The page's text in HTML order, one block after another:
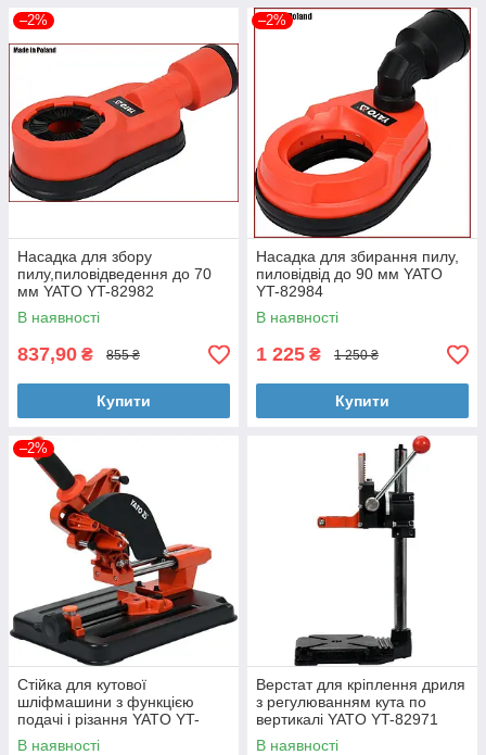
–2%
Насадка для збору
пилу,пиловідведення до 70
мм YATO YT-82982
В наявності
837,90 ₴ 855 ₴
Купити
–2%
Насадка для збирання пилу,
пиловідвід до 90 мм YATO
YT-82984
В наявності
1 225 ₴ 1 250 ₴
Купити
–2%
Стійка для кутової
шліфмашини з функцією
подачі і різання YATO YT-
82972
В наявності
Верстат для кріплення дриля
з регулюванням кута по
вертикалі YATO YT-82971
В наявності